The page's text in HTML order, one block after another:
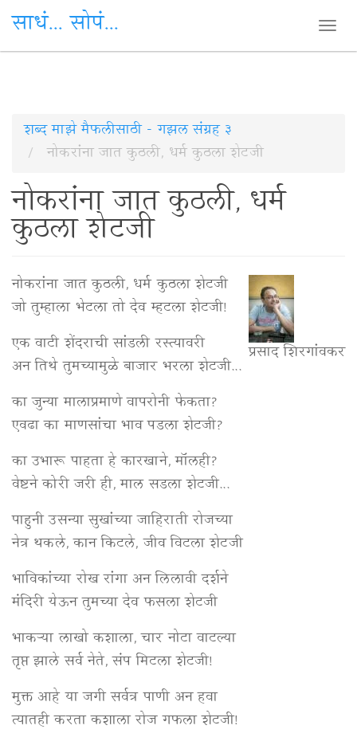
Skip
content
साधं... सोपं...
शब्द माझे मैफलीसाठी - गझल संग्रह ३
नोकरांना जात कुठली, धर्म कुठला शेटजी
नोकरांना जात कुठली, धर्म
कुठला शेटजी
प्रसाद शिरगांवकर
नोकरांना जात कुठली, धर्म कुठला शेटजी
जो तुम्हाला भेटला तो देव म्हटला शेटजी!
एक वाटी शेंदराची सांडली रस्त्यावरी
अन तिथे तुमच्यामुळे बाजार भरला शेटजी...
का जुन्या मालाप्रमाणे वापरोनी फेकता?
एवढा का माणसांचा भाव पडला शेटजी?
का उभारू पाहता हे कारखाने, मॉलही?
वेष्टने कोरी जरी ही, माल सडला शेटजी...
पाहुनी उसन्या सुखांच्या जाहिराती रोजच्या
नेत्र थकले, कान किटले, जीव विटला शेटजी
भाविकांच्या रोख रांगा अन लिलावी दर्शने
मंदिरी येऊन तुमच्या देव फसला शेटजी
भाकऱ्या लाखो कशाला, चार नोटा वाटल्या
तृप्त झाले सर्व नेते, संप मिटला शेटजी!
मुक्त आहे या जगी सर्वत्र पाणी अन हवा
त्यातही करता कशाला रोज गफला शेटजी!